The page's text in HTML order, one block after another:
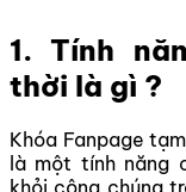
1. Tính
thời là gì ?
Khóa Fanpage
là một tính năng
khỏi công chúng